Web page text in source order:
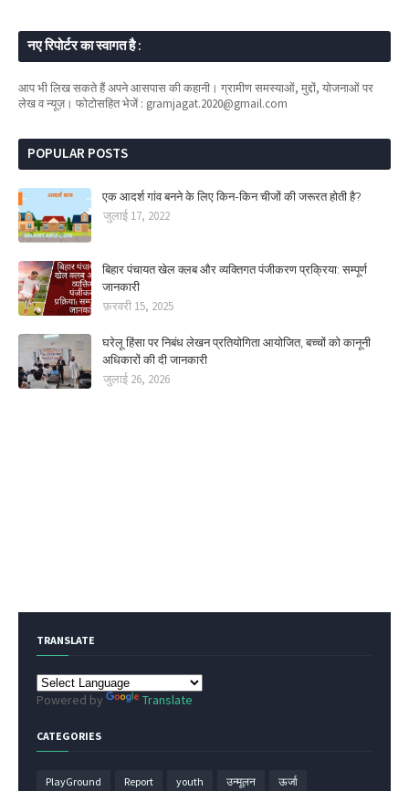
नए रिपोर्टर का स्वागत है :
आप भी लिख सकते हैं अपने आसपास की कहानी। ग्रामीण समस्याओं, मुद्दों, योजनाओं पर
लेख व न्यूज़। फोटोसहित भेजें : gramjagat.2020@gmail.com
POPULAR POSTS
एक आदर्श गांव बनने के लिए किन-किन चीजों की जरूरत होती है?
जुलाई 17, 2022
बिहार पंचायत खेल क्लब और व्यक्तिगत पंजीकरण प्रक्रिया: सम्पूर्ण
जानकारी
फ़रवरी 15, 2025
घरेलू हिंसा पर निबंध लेखन प्रतियोगिता आयोजित, बच्चों को कानूनी
अधिकारों की दी जानकारी
जुलाई 26, 2026
TRANSLATE
Powered by Translate
CATEGORIES
PlayGround Report youth उन्मूलन ऊर्जा